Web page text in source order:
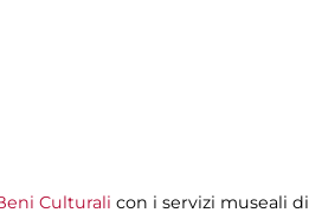
Culturali con i servizi museali di